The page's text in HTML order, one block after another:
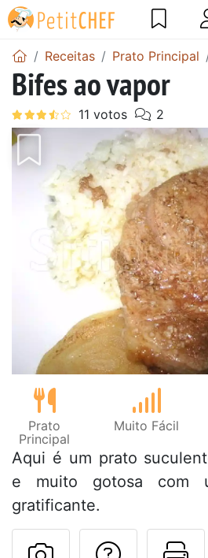
Receitas Prato Principal
Bifes ao vapor
Prato
Principal
Muito Fácil
Aqui é um prato
e muito gotosa com
gratificante.